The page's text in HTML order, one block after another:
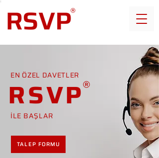
EN ÖZEL DAVETLER
RSVP
İLE BAŞLAR
TALEP FORMU